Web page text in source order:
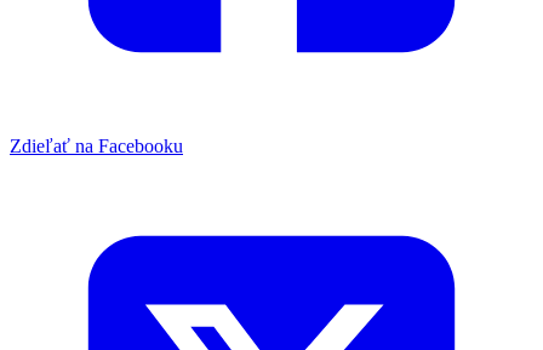
Zdieľať na Facebooku